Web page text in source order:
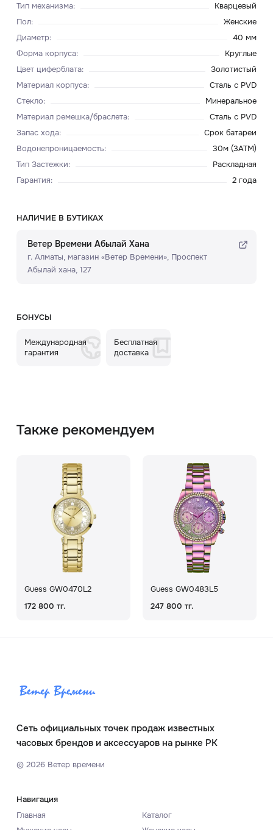
Тип механизма:
Кварцевый
Пол:
Женские
Диаметр:
40 мм
Форма корпуса:
Круглые
Цвет циферблата:
Золотистый
Материал корпуса:
Сталь с PVD
Стекло:
Минеральное
Материал ремешка/браслета:
Сталь с PVD
Запас хода:
Срок батареи
Водонепроницаемость:
30м (3ATM)
Тип Застежки:
Раскладная
Гарантия: 2 года
НАЛИЧИЕ В БУТИКАХ
Ветер Времени Абылай Хана
г. Алматы, ​магазин «Ветер Времени»​, Проспект
Абылай хана, 127
БОНУСЫ
Международная
гарантия
Бесплатная
доставка
Также рекомендуем
Guess GW0470L2
172 800 тг.
Guess GW0483L5
247 800 тг.
Сеть официальных точек продаж известных
часовых брендов и аксессуаров на рынке РК
© 2026Ветер времени
Навигация
Главная
Каталог